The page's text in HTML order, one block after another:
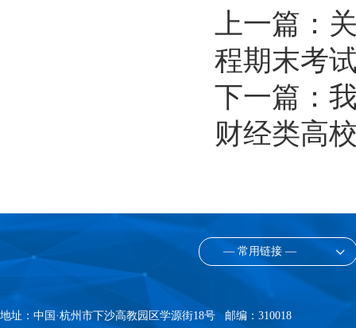
上一篇：
程期末考
下一篇：
财经类高
— 常用链接 —
地址：中国·杭州市下沙高教园区学源街18号 邮编：310018